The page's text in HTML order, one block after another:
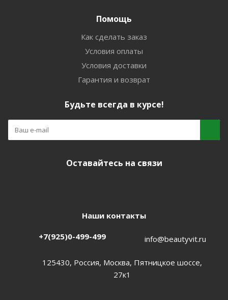
Помощь
Как сделать заказ
Условия оплаты
Условия доставки
Гарантия и возврат
Будьте всегда в курсе!
Оставайтесь на связи
Наши контакты
+7(925)0-499-499 info@beautyvit.ru
125430, Россия, Москва, Пятницкое шоссе,
27к1